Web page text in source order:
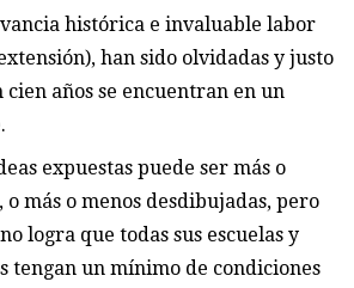
histórica e invaluable labor
han sido olvidadas y justo
años se encuentran en un
expuestas puede ser más o
o más o menos desdibujadas, pero
logra que todas sus escuelas y
tengan un mínimo de condiciones